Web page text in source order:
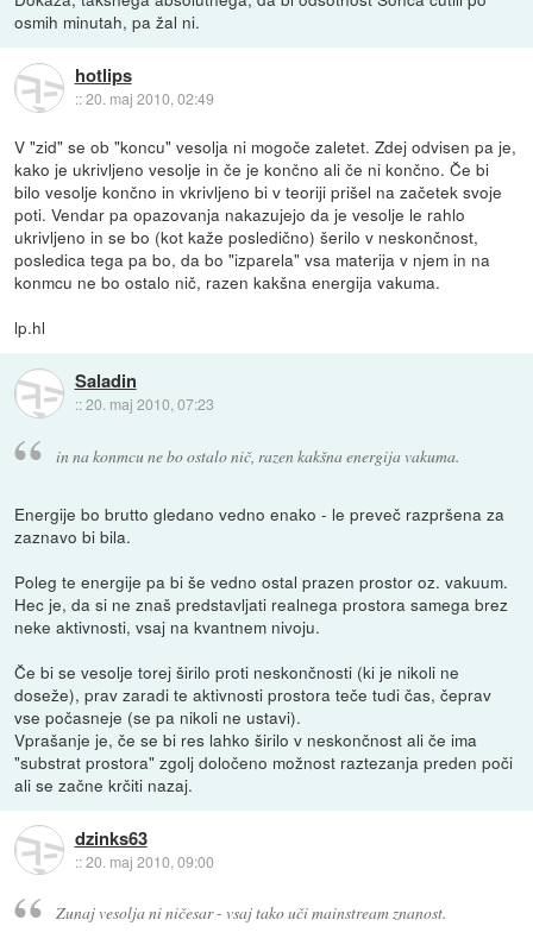
osmih minutah, pa žal ni.
hotlips
::20. maj 2010, 02:49
V "zid" se ob "koncu" vesolja ni mogoče zaletet. Zdej odvisen pa je,
kako je ukrivljeno vesolje in če je končno ali če ni končno. Če bi
bilo vesolje končno in vkrivljeno bi v teoriji prišel na začetek svoje
poti. Vendar pa opazovanja nakazujejo da je vesolje le rahlo
ukrivljeno in se bo (kot kaže posledično) šerilo v neskončnost,
posledica tega pa bo, da bo "izparela" vsa materija v njem in na
konmcu ne bo ostalo nič, razen kakšna energija vakuma.
lp.hl
Saladin
::20. maj 2010, 07:23
in na konmcu ne bo ostalo nič, razen kakšna energija vakuma.
Energije bo brutto gledano vedno enako - le preveč razpršena za
zaznavo bi bila.
Poleg te energije pa bi še vedno ostal prazen prostor oz. vakuum.
Hec je, da si ne znaš predstavljati realnega prostora samega brez
neke aktivnosti, vsaj na kvantnem nivoju.
Če bi se vesolje torej širilo proti neskončnosti (ki je nikoli ne
doseže), prav zaradi te aktivnosti prostora teče tudi čas, čeprav
vse počasneje (se pa nikoli ne ustavi).
Vprašanje je, če se bi res lahko širilo v neskončnost ali če ima
"substrat prostora" zgolj določeno možnost raztezanja preden poči
ali se začne krčiti nazaj.
dzinks63
::20. maj 2010, 09:00
Zunaj vesolja ni ničesar - vsaj tako uči mainstream znanost.